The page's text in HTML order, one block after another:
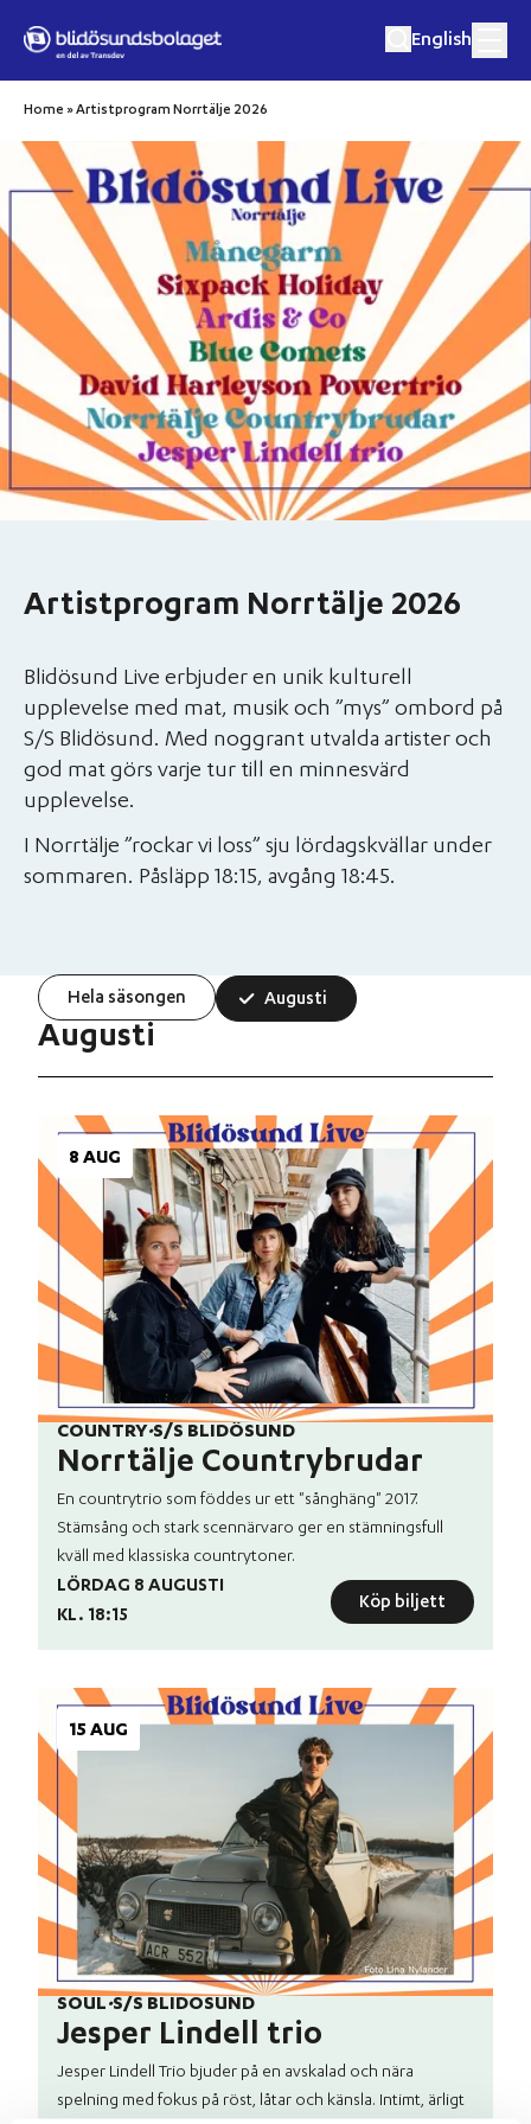
English
Matkryssningar
Musik och matkryssningar
Utflykter
Eget event
Destinationer
Om oss
Home »Artistprogram Norrtälje 2026
Artistprogram Norrtälje 2026
Blidösund Live erbjuder en unik kulturell
upplevelse med mat, musik och ”mys” ombord på
S/S Blidösund. Med noggrant utvalda artister och
god mat görs varje tur till en minnesvärd
upplevelse.
I Norrtälje ”rockar vi loss” sju lördagskvällar under
sommaren. Påsläpp 18:15, avgång 18:45.
Hela säsongen Augusti
Augusti
8 AUG
COUNTRY·S/S BLIDÖSUND
Norrtälje Countrybrudar
En countrytrio som föddes ur ett "sånghäng" 2017.
Stämsång och stark scennärvaro ger en stämningsfull
kväll med klassiska countrytoner.
LÖRDAG 8 AUGUSTI
KL. 18:15
Köp biljett
15 AUG
SOUL·S/S BLIDÖSUND
Jesper Lindell trio
Jesper Lindell Trio bjuder på en avskalad och nära
spelning med fokus på röst, låtar och känsla. Intimt, ärligt